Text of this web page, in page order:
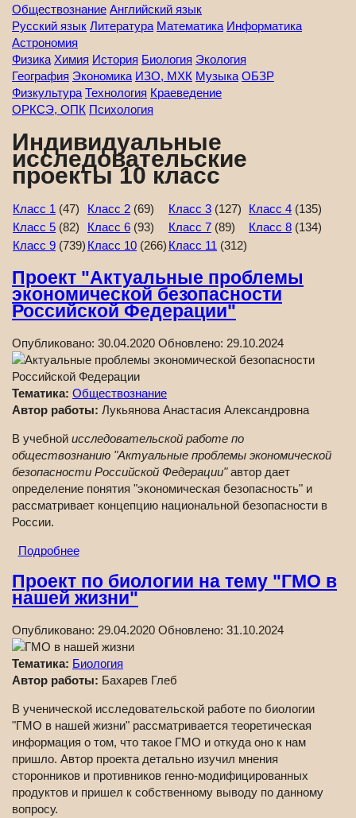
Обществознание Английский язык
Русский язык Литература Математика Информатика
Астрономия
Физика Химия История Биология Экология
География Экономика ИЗО, МХК Музыка ОБЗР
Физкультура Технология Краеведение
ОРКСЭ, ОПК Психология
Индивидуальные
исследовательские
проекты 10 класс
Класс 1 (47) Класс 2 (69) Класс 3 (127) Класс 4 (135)
Класс 5 (82) Класс 6 (93) Класс 7 (89) Класс 8 (134)
Класс 9 (739) Класс 10 (266) Класс 11 (312)
Проект "Актуальные проблемы
экономической безопасности
Российской Федерации"
Опубликовано: 30.04.2020 Обновлено: 29.10.2024
Тематика: Обществознание
Автор работы: Лукьянова Анастасия Александровна
В учебной исследовательской работе по
обществознанию "Актуальные проблемы экономической
безопасности Российской Федерации"автор дает
определение понятия "экономическая безопасность" и
рассматривает концепцию национальной безопасности в
России.
Подробнее
Проект по биологии на тему "ГМО в
нашей жизни"
Опубликовано: 29.04.2020 Обновлено: 31.10.2024
Тематика: Биология
Автор работы: Бахарев Глеб
В ученической исследовательской работе по биологии
"ГМО в нашей жизни" рассматривается теоретическая
информация о том, что такое ГМО и откуда оно к нам
пришло. Автор проекта детально изучил мнения
сторонников и противников генно-модифицированных
продуктов и пришел к собственному выводу по данному
вопросу.